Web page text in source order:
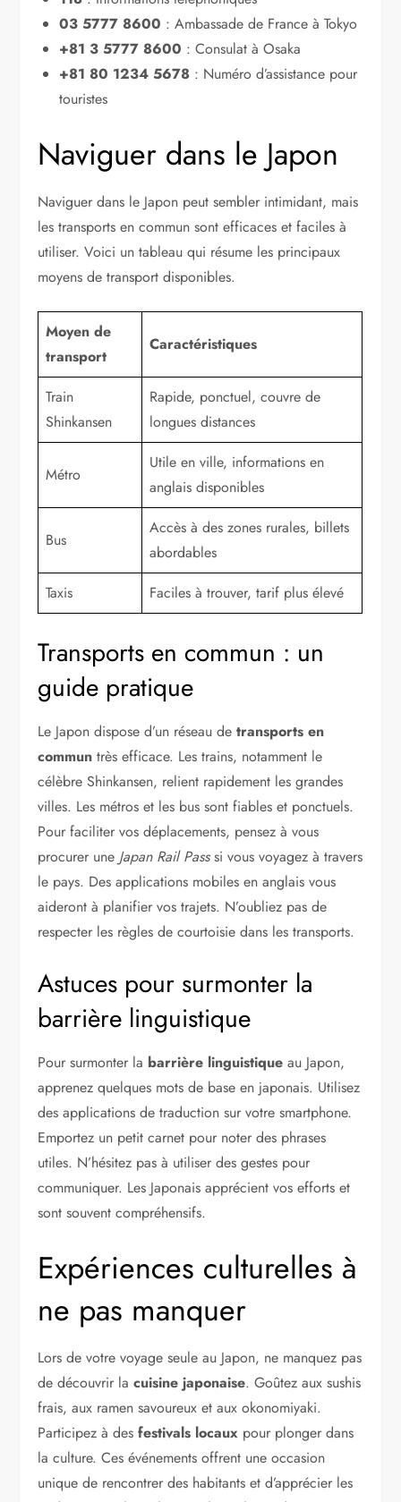
03 5777 8600 : Ambassade de France à Tokyo
+81 3 5777 8600 : Consulat à Osaka
+81 80 1234 5678 : Numéro d’assistance pour
touristes
Naviguer dans le Japon
Naviguer dans le Japon peut sembler intimidant, mais
les transports en commun sont efficaces et faciles à
utiliser. Voici un tableau qui résume les principaux
moyens de transport disponibles.
Moyen de
transport
Caractéristiques
Train
Shinkansen
Rapide, ponctuel, couvre de
longues distances
Métro
Utile en ville, informations en
anglais disponibles
Bus
Accès à des zones rurales, billets
abordables
Taxis
Faciles à trouver, tarif plus élevé
Transports en commun : un
guide pratique
Le Japon dispose d’un réseau detransports en
commun très efficace. Les trains, notamment le
célèbre Shinkansen, relient rapidement les grandes
villes. Les métros et les bus sont fiables et ponctuels.
Pour faciliter vos déplacements, pensez à vous
procurer une Japan Rail Passsi vous voyagez à travers
le pays. Des applications mobiles en anglais vous
aideront à planifier vos trajets. N’oubliez pas de
respecter les règles de courtoisie dans les transports.
Astuces pour surmonter la
barrière linguistique
Pour surmonter la barrière linguistique au Japon,
apprenez quelques mots de base en japonais. Utilisez
des applications de traduction sur votre smartphone.
Emportez un petit carnet pour noter des phrases
utiles. N’hésitez pas à utiliser des gestes pour
communiquer. Les Japonais apprécient vos efforts et
sont souvent compréhensifs.
Expériences culturelles à
ne pas manquer
Lors de votre voyage seule au Japon, ne manquez pas
de découvrir lacuisine japonaise. Goûtez aux sushis
frais, aux ramen savoureux et aux okonomiyaki.
Participez à desfestivals locaux pour plonger dans
la culture. Ces événements offrent une occasion
unique de rencontrer des habitants et d’apprécier les